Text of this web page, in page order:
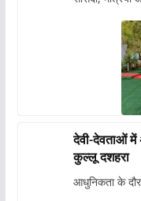
देवी-देवताओं
कुल्लू दशहरा
आधुनिकता के दौर